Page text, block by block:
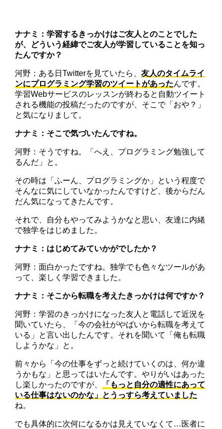
ナナミ：学習するきっかけはご友人とのことでした
が、どういう経緯でご友人が学習していることを知っ
たんですか？
河野：ある日Twitterを見ていたら、友人のタイムライ
ンにプログラミング学習のツイートがあったんです。
学習Webサービスのレッスンが終わると自動ツイート
される機能の投稿だったのですが、そこで「おや？」
と気になりまして。
ナナミ：そこで気づいたんですね。
河野：そうですね。「へえ、プログラミング勉強して
るんだ」と。
その時は「ふーん、プログラミングか」という程度で
そんなに気にしていなかったんですけど、後からだん
だん気になってきたんです。
それで、自分もやってみようかなと思い、友達に内緒
で独学をはじめました。
ナナミ：はじめてみていかがでしたか？
河野：面白かったですね。独学でも色々なツールがあ
って、楽しく学習できました。
ナナミ：そこから転職を考えたきっかけは何ですか？
河野：学習のきっかけになった友人と電話して近況を
聞いていたら、「今の会社がやばいから転職を考えて
いる」と言い出したんです。それを聞いて「俺も転職
しようかな」と。
前々から「今の仕事をずっと続けていくのは、何か違
うかもな」と思ってはいたんです。やりがいはあった
し楽しかったのですが、
「もっと自分の適性にあって
いる仕事はないのかな」とうっすら考えていました
ね。
でも具体的に次何になるかは見えていなくて…医者に